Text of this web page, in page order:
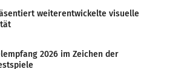
weiterentwickelte visuelle
2026 im Zeichen der